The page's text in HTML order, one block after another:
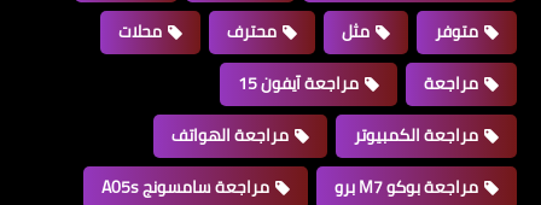
متوفر
مثل محترف
محلات
مراجعة
مراجعة آيفون 15
مراجعة الكمبيوتر
مراجعة الهواتف
مراجعة بوكو M7 برو
مراجعة سامسونج A05s